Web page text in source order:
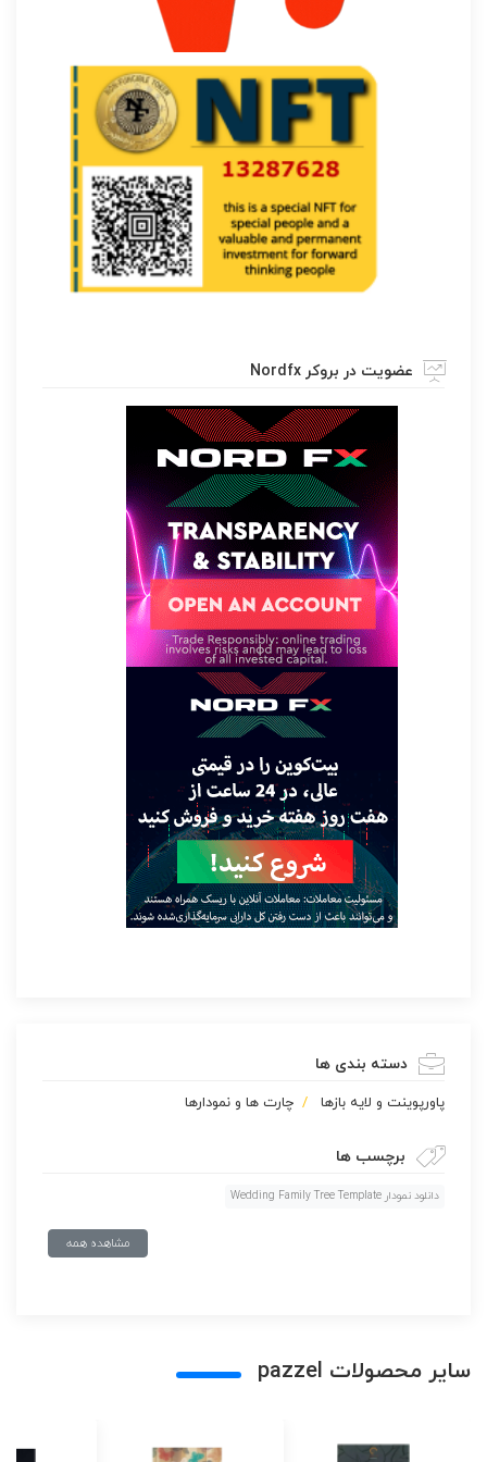
عضویت در بروکر Nordfx
دسته بندی ها
پاورپوينت و لایه بازها چارت ها و نمودارها
برچسب ها
دانلود نمودار Wedding Family Tree Template
مشاهده همه
سایر محصولات pazzel